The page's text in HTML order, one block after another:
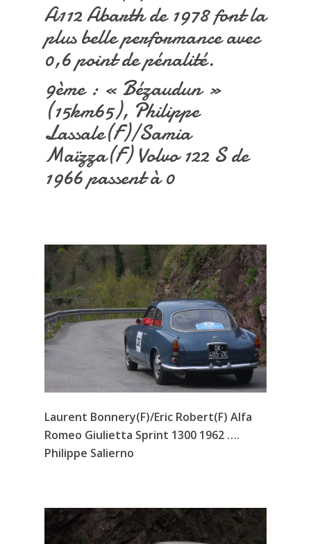
A112 Abarth de 1978 font la
plus belle performance avec
0,6 point de pénalité.
9ème : « Bézaudun »
(15km65), Philippe
Lassale(F)/Samia
Maïzza(F) Volvo 122 S de
1966 passent à 0
Laurent Bonnery(F)/Eric Robert(F) Alfa
Romeo Giulietta Sprint 1300 1962 ….
Philippe Salierno